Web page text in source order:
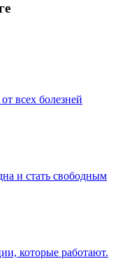
всех болезней
и стать свободным
которые работают.